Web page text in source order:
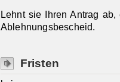
Lehnt sie Ihren Antrag
Ablehnungsbescheid.
Fristen